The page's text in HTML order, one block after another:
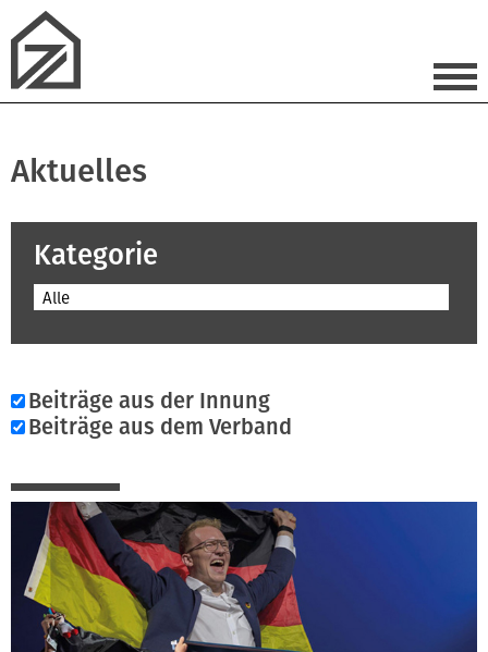
Aktuelles
Kategorie
Alle
Beiträge aus der Innung
Beiträge aus dem Verband